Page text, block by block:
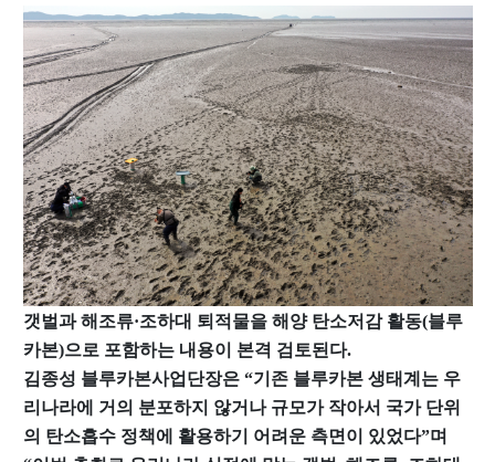
갯벌과 해조류·조하대 퇴적물을 해양 탄소저감 활동(블루
카본)으로 포함하는 내용이 본격 검토된다.
김종성 블루카본사업단장은 “기존 블루카본 생태계는 우
리나라에 거의 분포하지 않거나 규모가 작아서 국가 단위
의 탄소흡수 정책에 활용하기 어려운 측면이 있었다”며
Professor
Profile & Timeline
Making an ‘Impact’
Teaching
Members
Faculty
Staff
Graduate Students
Alumni